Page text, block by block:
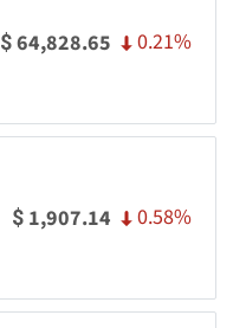
$64,828.65 0.21%
$ 1,907.14 0.58%